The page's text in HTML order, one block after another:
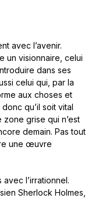
avec l’avenir.
un visionnaire, celui
dans ses
celui qui, par la
aux choses et
qu’il soit vital
grise qui n’est
demain. Pas tout
une œuvre
l’irrationnel.
Sherlock Holmes,